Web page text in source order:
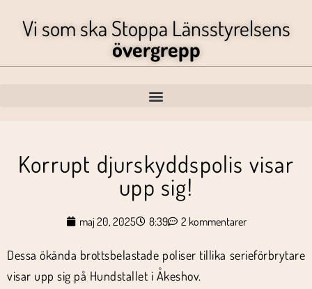
Vi som ska Stoppa Länsstyrelsens
övergrepp
Korrupt djurskyddspolis visar
upp sig!
maj 20, 2025 8:39 2 kommentarer
Dessa ökända brottsbelastade poliser tillika serieförbrytare
visar upp sig på Hundstallet i Åkeshov.